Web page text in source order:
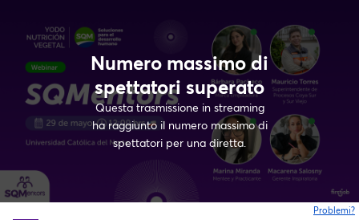
Numero massimo di
spettatori superato
Questa trasmissione in streaming
ha raggiunto il numero massimo di
spettatori per una diretta.
Problemi?